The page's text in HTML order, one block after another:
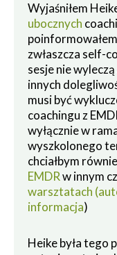
Wyjaśniłem
ubocznych
zwłaszcza self-
sesje nie
innych
musi być
coachingu z
wyłącznie w
wyszkolonego
chciałbym
EMDRw innym
warsztatach
informacja)
Heike była tego